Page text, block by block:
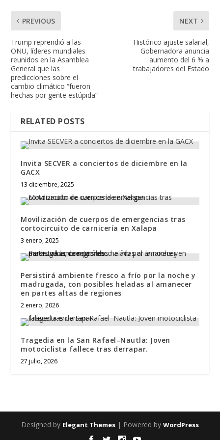
PREVIOUS
Trump reprendió a las
ONU, líderes mundiales
reunidos en la Asamblea
General que las
predicciones sobre el
cambio climático “fueron
hechas por gente estúpida”
NEXT
Histórico ajuste salarial,
Gobernadora anuncia
aumento del 6 % a
trabajadores del Estado
RELATED POSTS
Invita SECVER a conciertos de diciembre en la
GACX
13 diciembre, 2025
Movilización de cuerpos de emergencias tras
cortocircuito de carnicería en Xalapa
3 enero, 2025
Persistirá ambiente fresco a frío por la noche y
madrugada, con posibles heladas al amanecer
en partes altas de regiones
2 enero, 2026
Tragedia en la San Rafael–Nautla: Joven
motociclista fallece tras derrapar.
27 julio, 2026
Designed by Elegant Themes | Powered by WordPress